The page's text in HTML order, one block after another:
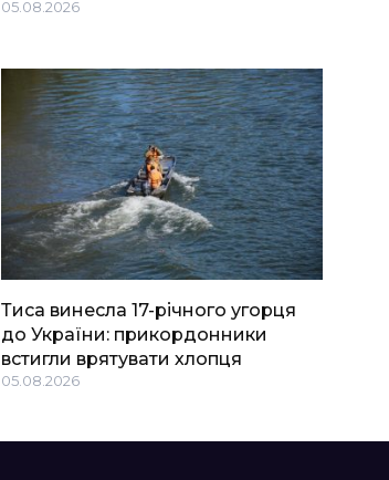
05.08.2026
Тиса винесла 17-річного угорця
до України: прикордонники
встигли врятувати хлопця
05.08.2026